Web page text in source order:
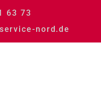
63 73
nord.de